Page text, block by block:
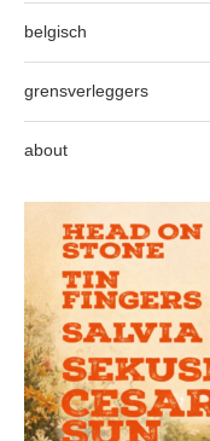
belgisch
grensverleggers
about